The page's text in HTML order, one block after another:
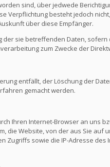
sind, über jedwede
Verpflichtung besteht jedoch
über diese Empfänger.
der sie betreffenden Daten, sofern
zum Zwecke der
entfällt, der Löschung der
gemacht werden.
Ihren Internet-Browser an uns
die Website, von der aus Sie auf
Zugriffs sowie die IP-Adresse